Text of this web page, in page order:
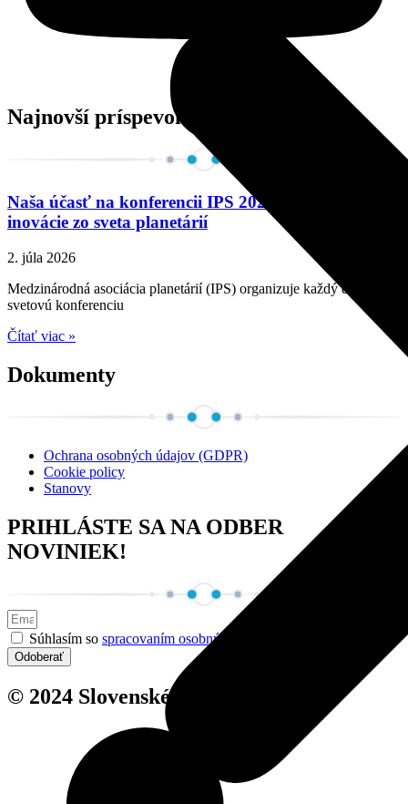
Najnovší príspevok
Naša účasť na konferencii IPS 2026: Trendy a
inovácie zo sveta planetárií
2. júla 2026
Medzinárodná asociácia planetárií (IPS) organizuje každý druhý rok
svetovú konferenciu
Čítať viac »
Dokumenty
Ochrana osobných údajov (GDPR)
Cookie policy
Stanovy
PRIHLÁSTE SA NA ODBER
NOVINIEK!
Súhlasím so spracovaním osobných údajov
Odoberať
© 2024 Slovenské planetáriá, o.z.,